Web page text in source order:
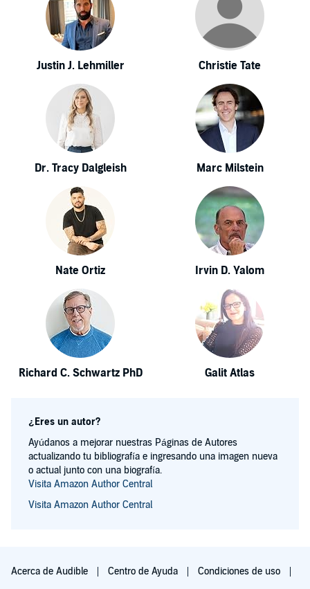
Justin J. Lehmiller Christie Tate
Dr. Tracy Dalgleish Marc Milstein
Nate Ortiz Irvin D. Yalom
Richard C. Schwartz PhD Galit Atlas
¿Eres un autor?
Ayúdanos a mejorar nuestras Páginas de Autores
actualizando tu bibliografía e ingresando una imagen nueva
o actual junto con una biografía.
Visita Amazon Author Central
Visita Amazon Author Central
Acerca de Audible Centro de Ayuda Condiciones de uso